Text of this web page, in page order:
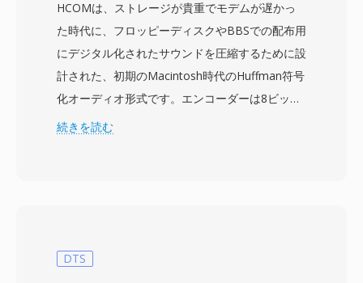
HCOMは、ストレージが貴重でモデムが遅かっ
た時代に、フロッピーディスクやBBSでの配布用
にデジタル化されたサウンドを圧縮するために設
計された、初期のMacintosh時代のHuffman符号
化オーディオ形式です。エンコーダーは8ビット
符号なしPCM入力を受け取り、サンプルデルタ
た。ファイルはMacintoshリソースフォークとし
続きを読む
DTS